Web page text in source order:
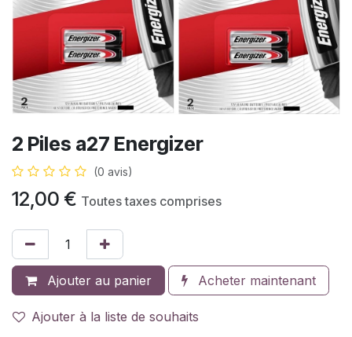
2 Piles a27 Energizer
(0 avis)
12,00 € Toutes taxes comprises
Ajouter au panier Acheter maintenant
Ajouter à la liste de souhaits